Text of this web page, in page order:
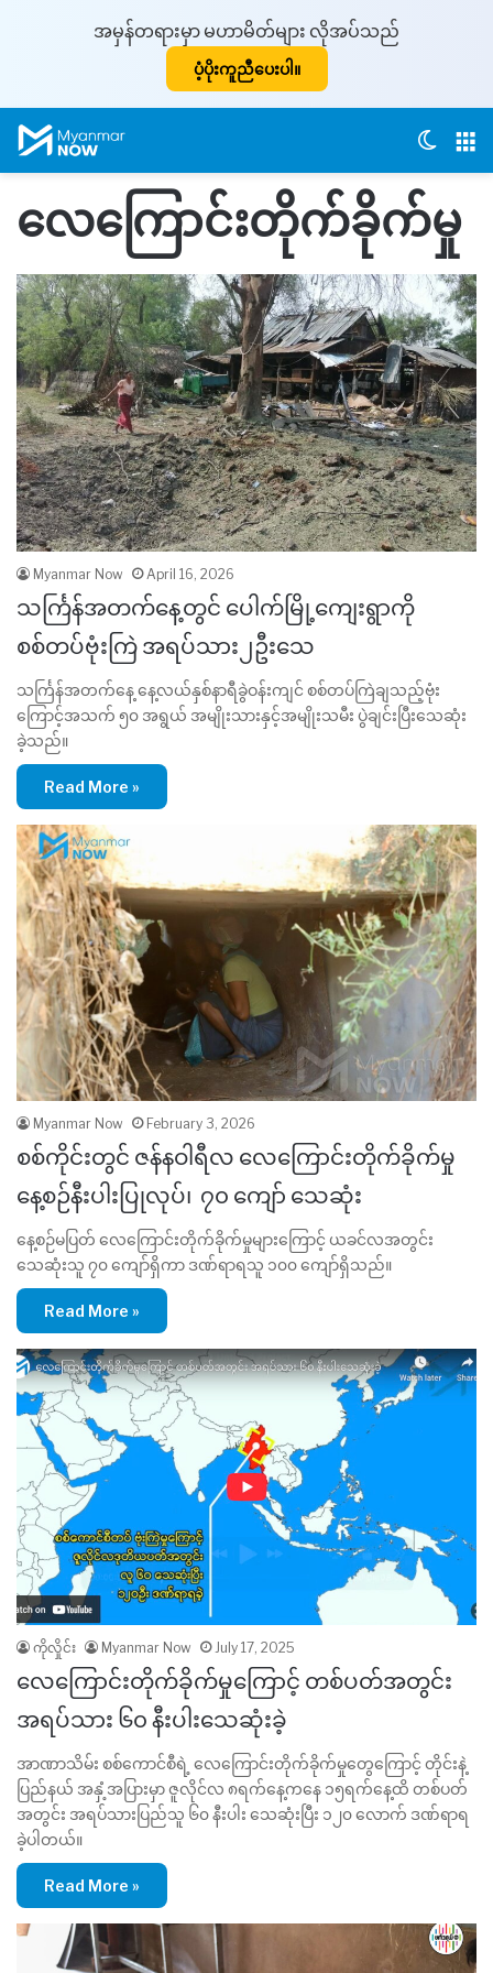
အမှန်တရားမှာ မဟာမိတ်များ လိုအပ်သည်
ပံ့ပိုးကူညီပေးပါ။
လေကြောင်းတိုက်ခိုက်မှု
Myanmar Now April 16, 2026
သင်္ကြန်အတက်နေ့တွင် ပေါက်မြို့ကျေးရွာကို
စစ်တပ်‌ဗုံးကြဲ အရပ်သား၂ဦးသေ
သင်္ကြန်အတက်နေ့ နေ့လယ်နှစ်နာရီခွဲဝန်းကျင် စစ်တပ်ကြဲချသည့်ဗုံး
ကြောင့်အသက် ၅၀ အရွယ် အမျိုးသားနှင့်အမျိုးသမီး ပွဲချင်းပြီးသေဆုံး
ခဲ့သည်။
Read More »
Myanmar Now February 3, 2026
စစ်ကိုင်းတွင် ဇန်နဝါရီလ လေကြောင်းတိုက်ခိုက်မှု
နေ့စဉ်နီးပါးပြုလုပ်၊ ၇၀ ကျော် သေဆုံး
နေ့စဉ်မပြတ် လေကြောင်းတိုက်ခိုက်မှုများကြောင့် ယခင်လအတွင်း
သေဆုံးသူ ၇၀ ကျော်ရှိကာ ဒဏ်ရာရသူ ၁၀၀ ကျော်ရှိသည်။
Read More »
ကိုလှိုင်း Myanmar Now July 17, 2025
လေကြောင်းတိုက်ခိုက်မှုကြောင့် တစ်ပတ်အတွင်း
အရပ်သား ၆၀ နီးပါးသေဆုံးခဲ့
အာဏာသိမ်း စစ်ကောင်စီရဲ့ လေကြောင်းတိုက်ခိုက်မှုတွေကြောင့် တိုင်းနဲ့
ပြည်နယ် အနှံ့အပြားမှာ ဇူလိုင်လ ၈ရက်နေ့ကနေ ၁၅ရက်နေ့ထိ တစ်ပတ်
အတွင်း အရပ်သားပြည်သူ ၆၀ နီးပါး သေဆုံးပြီး ၁၂၀ လောက် ဒဏ်ရာရ
ခဲ့ပါတယ်။
Read More »